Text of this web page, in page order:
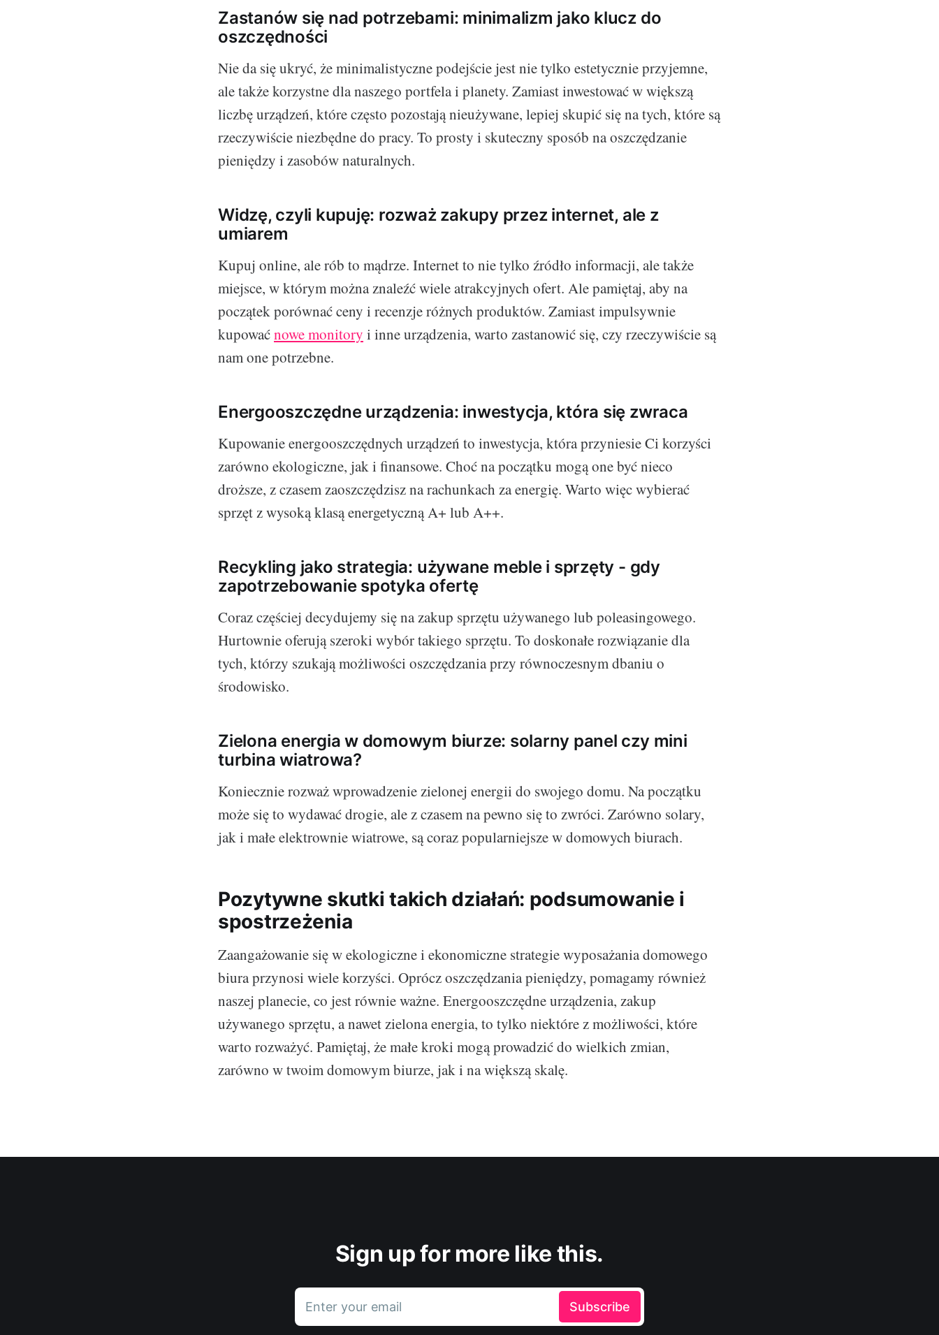
Zastanów się nad potrzebami: minimalizm jako klucz do
oszczędności
Nie da się ukryć, że minimalistyczne podejście jest nie tylko estetycznie przyjemne,
ale także korzystne dla naszego portfela i planety. Zamiast inwestować w większą
liczbę urządzeń, które często pozostają nieużywane, lepiej skupić się na tych, które są
rzeczywiście niezbędne do pracy. To prosty i skuteczny sposób na oszczędzanie
pieniędzy i zasobów naturalnych.
Widzę, czyli kupuję: rozważ zakupy przez internet, ale z
umiarem
Kupuj online, ale rób to mądrze. Internet to nie tylko źródło informacji, ale także
miejsce, w którym można znaleźć wiele atrakcyjnych ofert. Ale pamiętaj, aby na
początek porównać ceny i recenzje różnych produktów. Zamiast impulsywnie
kupowaćnowe monitory i inne urządzenia, warto zastanowić się, czy rzeczywiście są
nam one potrzebne.
Energooszczędne urządzenia: inwestycja, która się zwraca
Kupowanie energooszczędnych urządzeń to inwestycja, która przyniesie Ci korzyści
zarówno ekologiczne, jak i finansowe. Choć na początku mogą one być nieco
droższe, z czasem zaoszczędzisz na rachunkach za energię. Warto więc wybierać
sprzęt z wysoką klasą energetyczną A+ lub A++.
Recykling jako strategia: używane meble i sprzęty - gdy
zapotrzebowanie spotyka ofertę
Coraz częściej decydujemy się na zakup sprzętu używanego lub poleasingowego.
Hurtownie oferują szeroki wybór takiego sprzętu. To doskonałe rozwiązanie dla
tych, którzy szukają możliwości oszczędzania przy równoczesnym dbaniu o
środowisko.
Zielona energia w domowym biurze: solarny panel czy mini
turbina wiatrowa?
Koniecznie rozważ wprowadzenie zielonej energii do swojego domu. Na początku
może się to wydawać drogie, ale z czasem na pewno się to zwróci. Zarówno solary,
jak i małe elektrownie wiatrowe, są coraz popularniejsze w domowych biurach.
Pozytywne skutki takich działań: podsumowanie i
spostrzeżenia
Zaangażowanie się w ekologiczne i ekonomiczne strategie wyposażania domowego
biura przynosi wiele korzyści. Oprócz oszczędzania pieniędzy, pomagamy również
naszej planecie, co jest równie ważne. Energooszczędne urządzenia, zakup
używanego sprzętu, a nawet zielona energia, to tylko niektóre z możliwości, które
warto rozważyć. Pamiętaj, że małe kroki mogą prowadzić do wielkich zmian,
zarówno w twoim domowym biurze, jak i na większą skalę.
Sign up for more like this.
Enter your email Subscribe